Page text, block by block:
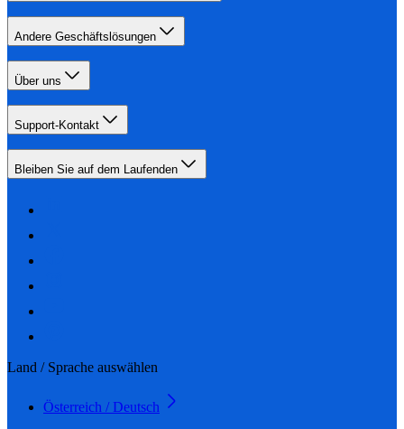
Andere Geschäftslösungen
Über uns
Support-Kontakt
Bleiben Sie auf dem Laufenden
Land / Sprache auswählen
Österreich / Deutsch